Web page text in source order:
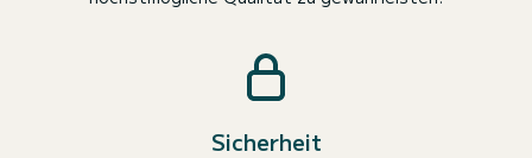
Sicherheit